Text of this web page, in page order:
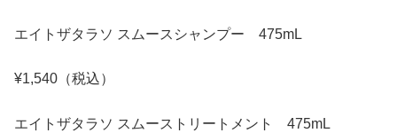
エイトザタラソ スムースシャンプー 475mL
¥1,540（税込）
エイトザタラソ スムーストリートメント 475mL